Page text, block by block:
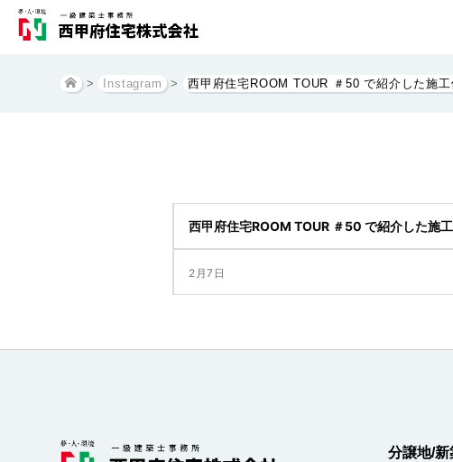
> Instagram > 西甲府住宅ROOM TOUR ＃50 で紹介した施工
西甲府住宅ROOM TOUR ＃50 で紹介した施工
落ち着いたトーンと光の演出で、空間その
・甲府住宅展示場
2月7日
分譲地/新